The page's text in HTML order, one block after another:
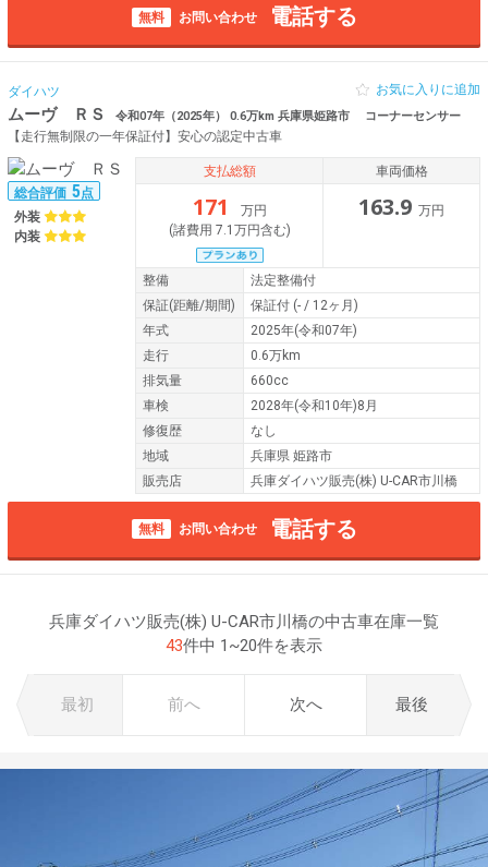
無料 お問い合わせ 電話する
ダイハツ
ムーヴ ＲＳ 令和07年（2025年） 0.6万km 兵庫県姫路市 コーナーセンサー
【走行無制限の一年保証付】安心の認定中古車
お気に入りに追加
総合評価 5点
外装
内装
支払総額
171
万円
(諸費用 7.1万円含む)
車両価格
163.9 万円
整備
法定整備付
保証(距離/期間) 保証付 (- / 12ヶ月)
年式
2025年(令和07年)
走行
0.6万km
排気量
660cc
車検
2028年(令和10年)8月
修復歴
なし
地域
兵庫県 姫路市
販売店
兵庫ダイハツ販売(株) U-CAR市川橋
無料 お問い合わせ 電話する
兵庫ダイハツ販売(株) U-CAR市川橋の中古車在庫一覧
43件中 1~20件を表示
最初 前へ 次へ 最後